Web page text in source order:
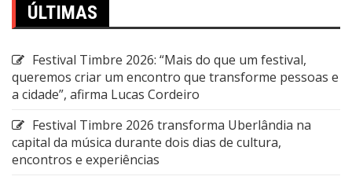
ÚLTIMAS
Festival Timbre 2026: “Mais do que um festival,
queremos criar um encontro que transforme pessoas e
a cidade”, afirma Lucas Cordeiro
Festival Timbre 2026 transforma Uberlândia na
capital da música durante dois dias de cultura,
encontros e experiências